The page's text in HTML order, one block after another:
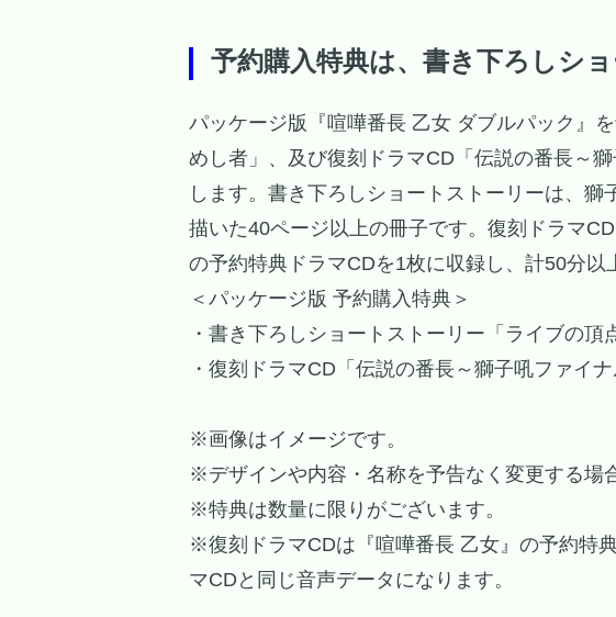
予約購入特典は、書き下ろしシ
パッケージ版『喧嘩番長 乙女 ダブルパック』
めし者」、及び復刻ドラマCD「伝説の番長～
します。書き下ろしショートストーリーは、
描いた40ページ以上の冊子です。復刻ドラマ
の予約特典ドラマCDを1枚に収録し、計50分以
＜パッケージ版 予約購入特典＞
・書き下ろしショートストーリー「ライブの頂
・復刻ドラマCD「伝説の番長～獅子吼ファイ
※画像はイメージです。
※デザインや内容・名称を予告なく変更する場
※特典は数量に限りがございます。
※復刻ドラマCDは『喧嘩番長 乙女』の予約特
マCDと同じ音声データになります。